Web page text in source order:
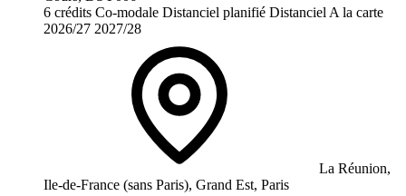
6 crédits Co-modale Distanciel planifié Distanciel A la carte
2026/27 2027/28
La Réunion,
Ile-de-France (sans Paris), Grand Est, Paris